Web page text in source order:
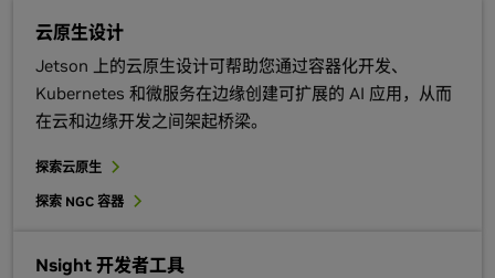
云原生设计
Jetson 上的云原生设计可帮助您通过容器化开发、
Kubernetes 和微服务在边缘创建可扩展的 AI 应用，从而
在云和边缘开发之间架起桥梁。
探索云原生
探索 NGC 容器
Nsight 开发者工具